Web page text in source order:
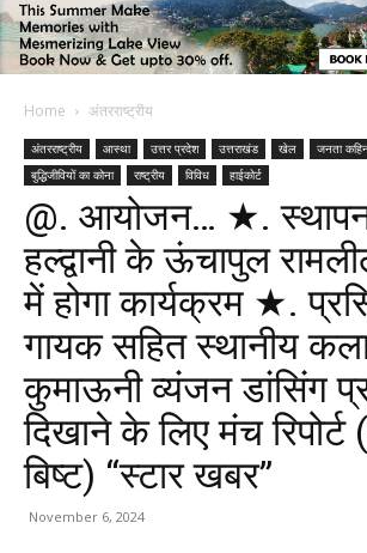
Home अंतरराष्ट्रीय
अंतरराष्ट्रीय आस्था उत्तर प्रदेश उत्तराखंड खेल जनता
बुद्धिजीवियों का कोना
राष्ट्रीय विविध हाईकोर्ट
@. आयोजन… ★.
हल्द्वानी के ऊंचापुल
में होगा कार्यक्रम ★.
गायक सहित स्थानीय
कुमाऊनी व्यंजन डांसिंग
दिखाने के लिए मंच
बिष्ट) “स्टार खबर”
November 6, 2024